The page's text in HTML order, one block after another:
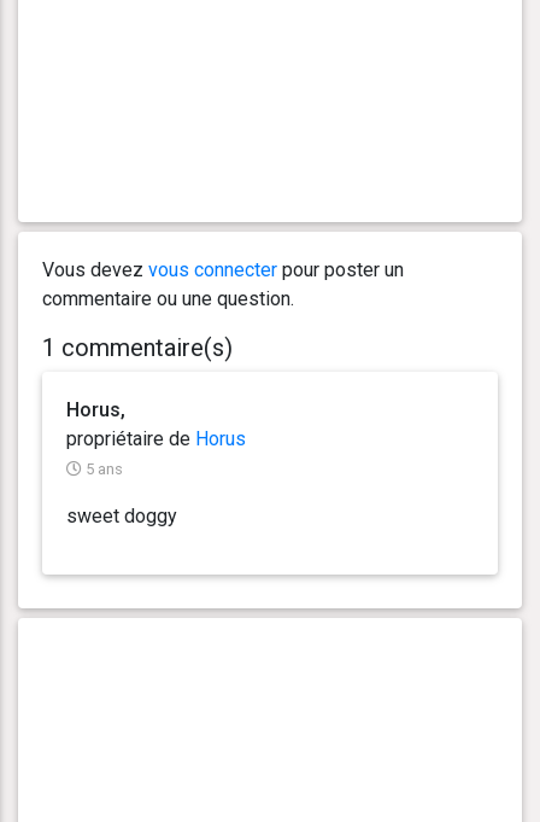
Vous devez vous connecter pour poster un
commentaire ou une question.
1 commentaire(s)
Horus,
propriétaire de Horus
5 ans
sweet doggy